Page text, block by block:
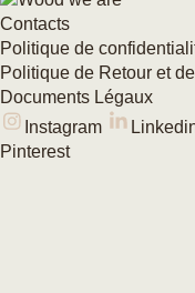
Contacts
Politique de
Politique de Retour et
Documents Légaux
Instagram
Pinterest